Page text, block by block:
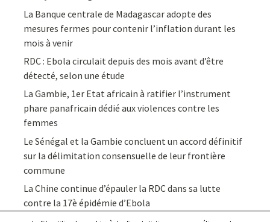
La Banque centrale de Madagascar adopte des
mesures fermes pour contenir l’inflation durant les
mois à venir
RDC : Ebola circulait depuis des mois avant d’être
détecté, selon une étude
La Gambie, 1er Etat africain à ratifier l’instrument
phare panafricain dédié aux violences contre les
femmes
Le Sénégal et la Gambie concluent un accord définitif
sur la délimitation consensuelle de leur frontière
commune
La Chine continue d’épauler la RDC dans sa lutte
contre la 17è épidémie d’Ebola